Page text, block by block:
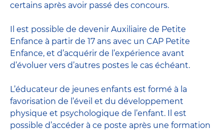
certains après avoir passé des concours.
Il est possible de devenir Auxiliaire de Petite
Enfance à partir de 17 ans avec un CAP Petite
Enfance, et d’acquérir de l’expérience avant
d’évoluer vers d’autres postes le cas échéant.
L’éducateur de jeunes enfants est formé à la
favorisation de l’éveil et du développement
physique et psychologique de l’enfant. Il est
possible d’accéder à ce poste après une formation